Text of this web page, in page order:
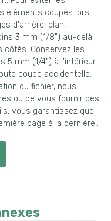
éléments coupés lors
d'arrière-plan,
3 mm (1/8") au-delà
côtés. Conservez les
5 mm (1/4") à l'intérieur
coupe accidentelle.
du fichier, nous
ou de vous fournir des
vous garantissez que
page à la dernière..